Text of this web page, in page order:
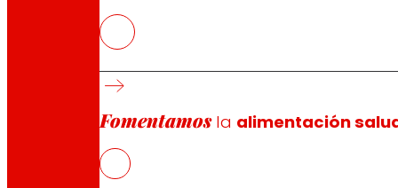
Fomentamosla alimentación
La nueva enseña, última propuesta en
destaca por la facilidad y rapidez de
La red EROSKI RAPID cuenta ya con casi